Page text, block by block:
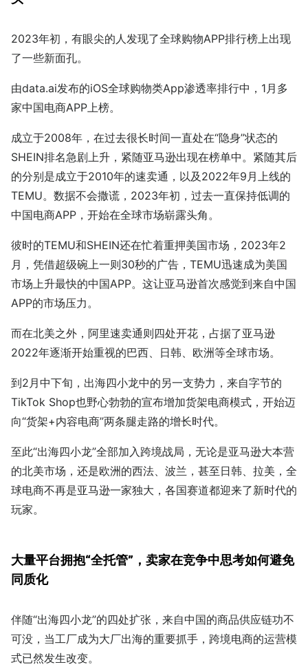
2023年初，有眼尖的人发现了全球购物APP排行榜上出现
了一些新面孔。
由data.ai发布的iOS全球购物类App渗透率排行中，1月多
家中国电商APP上榜。
成立于2008年，在过去很长时间一直处在“隐身”状态的
SHEIN排名急剧上升，紧随亚马逊出现在榜单中。紧随其后
的分别是成立于2010年的速卖通，以及2022年9月上线的
TEMU。数据不会撒谎，2023年初，过去一直保持低调的
中国电商APP，开始在全球市场崭露头角。
彼时的TEMU和SHEIN还在忙着重押美国市场，2023年2
月，凭借超级碗上一则30秒的广告，TEMU迅速成为美国
市场上升最快的中国APP。这让亚马逊首次感觉到来自中国
APP的市场压力。
而在北美之外，阿里速卖通则四处开花，占据了亚马逊
2022年逐渐开始重视的巴西、日韩、欧洲等全球市场。
到2月中下旬，出海四小龙中的另一支势力，来自字节的
TikTok Shop也野心勃勃的宣布增加货架电商模式，开始迈
向“货架+内容电商”两条腿走路的增长时代。
至此“出海四小龙”全部加入跨境战局，无论是亚马逊大本营
的北美市场，还是欧洲的西法、波兰，甚至日韩、拉美，全
球电商不再是亚马逊一家独大，各国赛道都迎来了新时代的
玩家。
大量平台拥抱“全托管”，卖家在竞争中思考如何避免
同质化
伴随“出海四小龙”的四处扩张，来自中国的商品供应链功不
可没，当工厂成为大厂出海的重要抓手，跨境电商的运营模
式已然发生改变。